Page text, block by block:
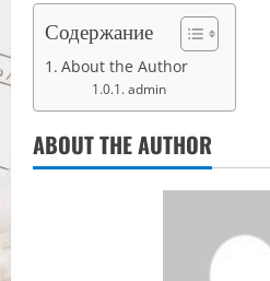
Содержание
About the Author
admin
ABOUT THE AUTHOR